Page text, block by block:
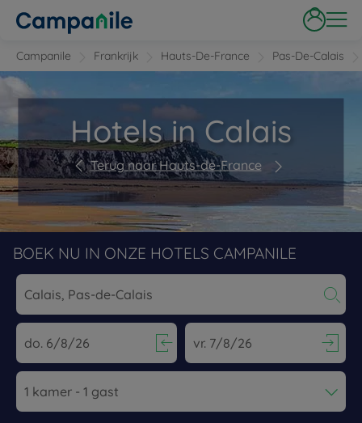
Campanile Frankrijk Hauts-De-France Pas-De-Calais
Hotels in Calais
Terug naar Hauts-de-France
BOEK NU IN ONZE HOTELS CAMPANILE
Navigate forward to interact with the calendar and select a
Navigate backward to interact